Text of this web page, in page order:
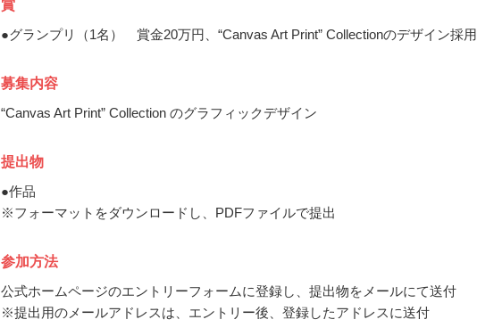
賞
●グランプリ（1名） 賞金20万円、“Canvas Art Print” Collectionのデザイン採用
募集内容
“Canvas Art Print” Collection のグラフィックデザイン
提出物
●作品
※フォーマットをダウンロードし、PDFファイルで提出
参加方法
公式ホームページのエントリーフォームに登録し、提出物をメールにて送付
※提出用のメールアドレスは、エントリー後、登録したアドレスに送付